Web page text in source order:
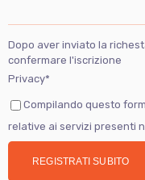
Dopo aver inviato la
confermare l'iscrizione
Privacy*
Compilando questo
relative ai servizi presenti
REGISTRATI SUBITO